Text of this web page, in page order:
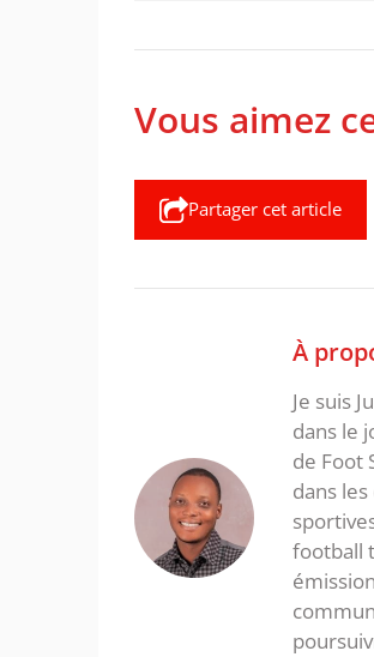
Vous aimez
Partager cet article
À
Je suis
dans le
de Foot
dans
football